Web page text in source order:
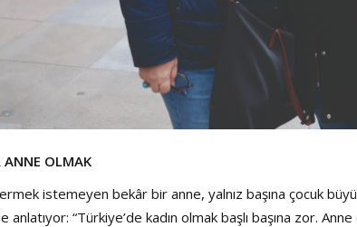
ANNE OLMAK
istemeyen bekâr bir anne, yalnız başına çocuk
anlatıyor: “Türkiye’de kadın olmak başlı başına zor.